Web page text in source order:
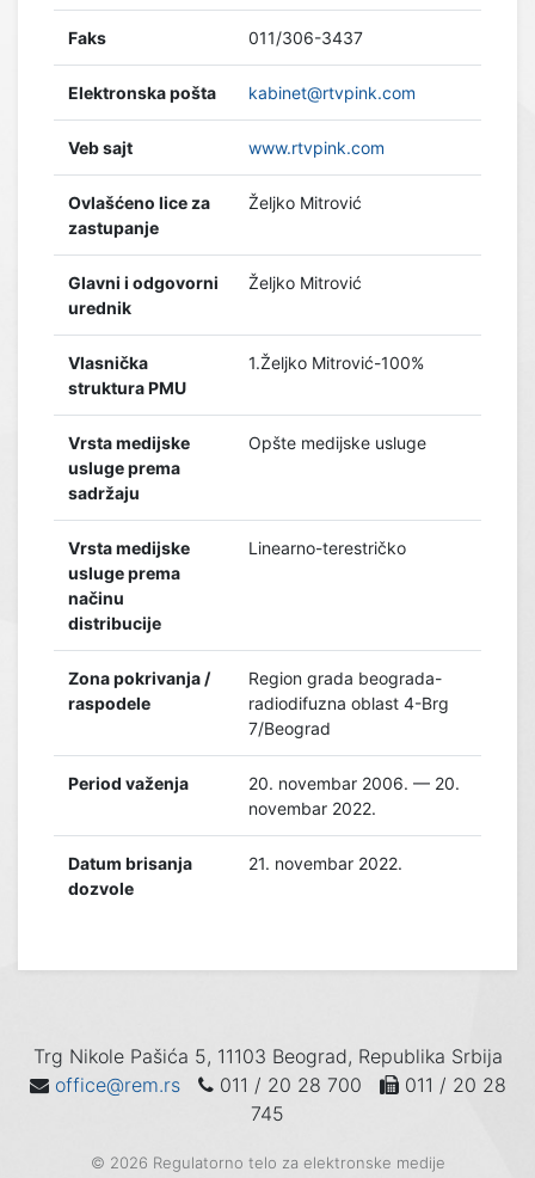
Faks 011/306-3437
Elektronska pošta kabinet@rtvpink.com
Veb sajt www.rtvpink.com
Ovlašćeno lice za
zastupanje
Željko Mitrović
Glavni i odgovorni
urednik
Željko Mitrović
Vlasnička
struktura PMU
1.Željko Mitrović-100%
Vrsta medijske
usluge prema
sadržaju
Opšte medijske usluge
Vrsta medijske
usluge prema
načinu
distribucije
Linearno-terestričko
Zona pokrivanja /
raspodele
Region grada beograda-
radiodifuzna oblast 4-Brg
7/Beograd
Period važenja
20. novembar 2006. — 20.
novembar 2022.
Datum brisanja
dozvole
21. novembar 2022.
Trg Nikole Pašića 5, 11103 Beograd, Republika Srbija
office@rem.rs
011 / 20 28 700
011 / 20 28
745
© 2026 Regulatorno telo za elektronske medije